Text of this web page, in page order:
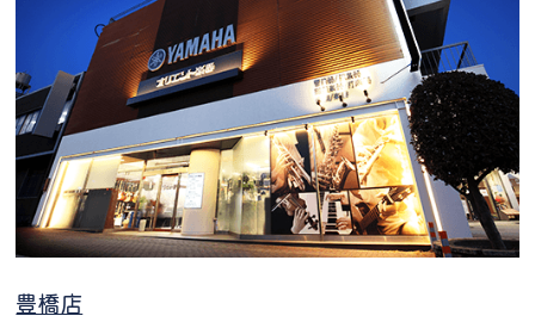
豊橋店